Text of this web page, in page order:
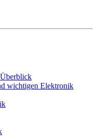
wichtigen Elektronik